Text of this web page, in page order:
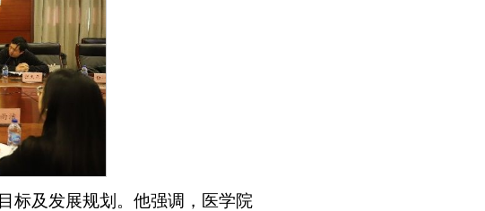
标及发展规划。他强调，医学院